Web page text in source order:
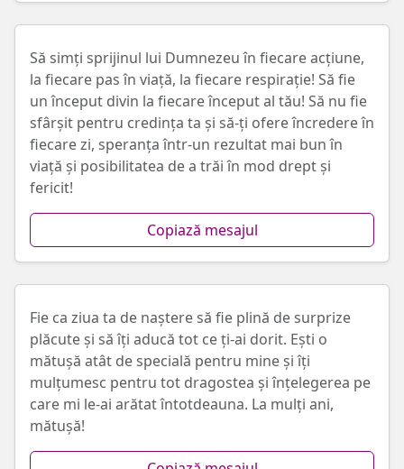
Să simți sprijinul lui Dumnezeu în fiecare acțiune,
la fiecare pas în viață, la fiecare respirație! Să fie
un început divin la fiecare început al tău! Să nu fie
sfârșit pentru credința ta și să-ți ofere încredere în
fiecare zi, speranța într-un rezultat mai bun în
viață și posibilitatea de a trăi în mod drept și
fericit!
Copiază mesajul
Fie ca ziua ta de naștere să fie plină de surprize
plăcute și să îți aducă tot ce ți-ai dorit. Ești o
mătușă atât de specială pentru mine și îți
mulțumesc pentru tot dragostea și înțelegerea pe
care mi le-ai arătat întotdeauna. La mulți ani,
mătușă!